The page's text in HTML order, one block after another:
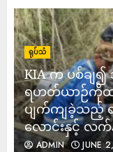
ရုပ်သံ
KIA က ပစ်ချ
ရဟတ်ယာဉ်ကိုထ
ပျက်ကျခဲ့သည့်
လောင်းနှင့် လက်
ADMIN JUNE